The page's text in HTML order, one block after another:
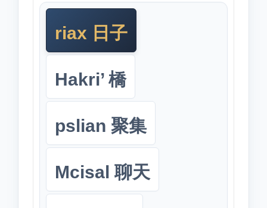
riax 日子
Hakri’ 橋
pslian 聚集
Mcisal 聊天